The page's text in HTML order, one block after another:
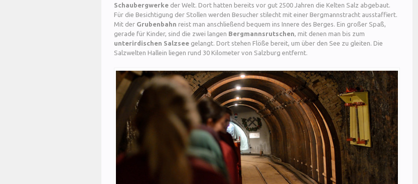
Schaubergwerke der Welt. Dort hatten bereits vor gut 2500 Jahren die Kelten Salz abgebaut.
Für die Besichtigung der Stollen werden Besucher stilecht mit einer Bergmannstracht ausstaffiert.
Mit der Grubenbahn reist man anschließend bequem ins Innere des Berges. Ein großer Spaß,
gerade für Kinder, sind die zwei langen Bergmannsrutschen, mit denen man bis zum
unterirdischen Salzsee gelangt. Dort stehen Flöße bereit, um über den See zu gleiten. Die
Salzwelten Hallein liegen rund 30 Kilometer von Salzburg entfernt.